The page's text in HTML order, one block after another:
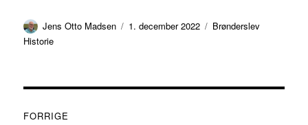
Forfatter
Jens Otto Madsen Udgivet
1. december 2022 Kategorier
Brønderslev
Historie
FORRIGE